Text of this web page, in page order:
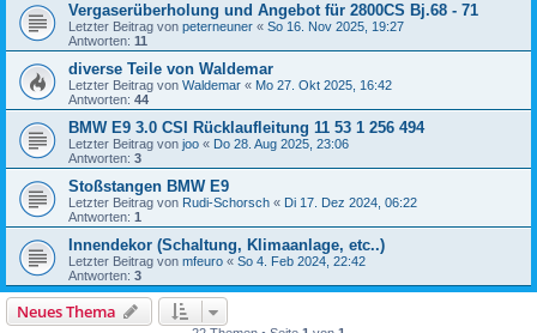
Vergaserüberholung und Angebot für 2800CS Bj.68 - 71
Letzter Beitrag von peterneuner « So 16. Nov 2025, 19:27
Antworten: 11
diverse Teile von Waldemar
Letzter Beitrag von Waldemar « Mo 27. Okt 2025, 16:42
Antworten: 44
BMW E9 3.0 CSI Rücklaufleitung 11 53 1 256 494
Letzter Beitrag von joo « Do 28. Aug 2025, 23:06
Antworten: 3
Stoßstangen BMW E9
Letzter Beitrag von Rudi-Schorsch « Di 17. Dez 2024, 06:22
Antworten: 1
Innendekor (Schaltung, Klimaanlage, etc..)
Letzter Beitrag von mfeuro « So 4. Feb 2024, 22:42
Antworten: 3
Neues Thema